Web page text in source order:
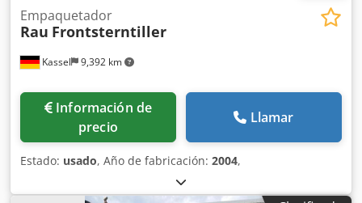
Kassel 9,392 km
Empaquetador
Rau Frontsterntiller
Información de
precio
Llamar
Estado: usado, Año de fabricación: 2004,